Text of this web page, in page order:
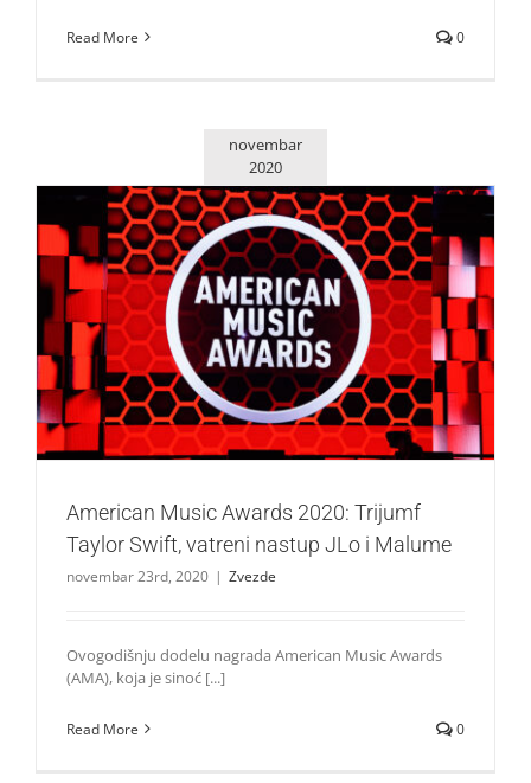
Read More 0
novembar
2020
American Music Awards 2020: Trijumf Taylor Swift,
vatreni nastup JLo i Malume
Zvezde
American Music Awards 2020: Trijumf
Taylor Swift, vatreni nastup JLo i Malume
novembar 23rd, 2020 | Zvezde
Ovogodišnju dodelu nagrada American Music Awards
(AMA), koja je sinoć [...]
Read More 0